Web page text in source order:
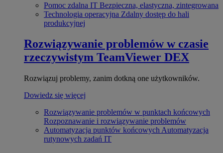
Pomoc zdalna IT Bezpieczna, elastyczna, zintegrowana
Technologia operacyjna Zdalny dostęp do hali
produkcyjnej
Rozwiązywanie problemów w czasie
rzeczywistym TeamViewer DEX
Rozwiązuj problemy, zanim dotkną one użytkowników.
Dowiedz się więcej
Rozwiązywanie problemów w punktach końcowych
Rozpoznawanie i rozwiązywanie problemów
Automatyzacja punktów końcowych Automatyzacja
rutynowych zadań IT